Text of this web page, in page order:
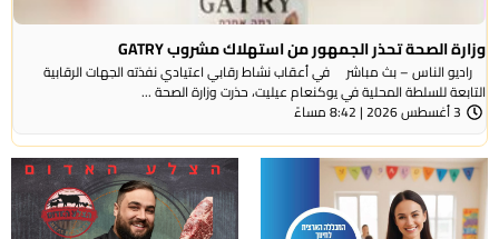
وزارة الصحة تحذر الجمهور من استهلاك مشروب GATRY
راديو الناس – بث مباشر في أعقاب نشاط رقابي اعتيادي نفذته الجهات الرقابية
التابعة للسلطة المحلية في يوكنعام عيليت، حذرت وزارة الصحة ...
3 أغسطس 2026 | 8:42 مساءً